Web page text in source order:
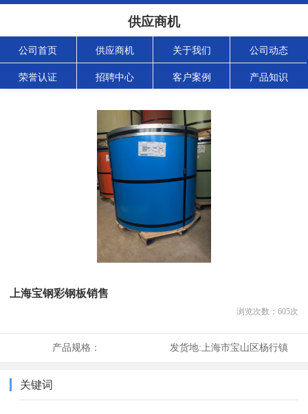
供应商机
公司首页 供应商机 关于我们 公司动态
荣誉认证 招聘中心 客户案例 产品知识
上海宝钢彩钢板销售
浏览次数： 605次
产品规格： 发货地: 上海市宝山区杨行镇
关键词